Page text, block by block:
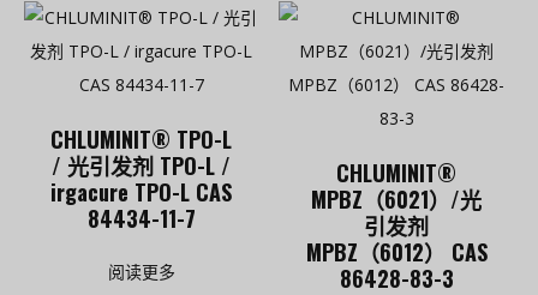
CHLUMINIT® TPO-L
/ 光引发剂 TPO-L /
irgacure TPO-L CAS
84434-11-7
阅读更多
CHLUMINIT®
MPBZ（6021）/光
引发剂
MPBZ（6012） CAS
86428-83-3